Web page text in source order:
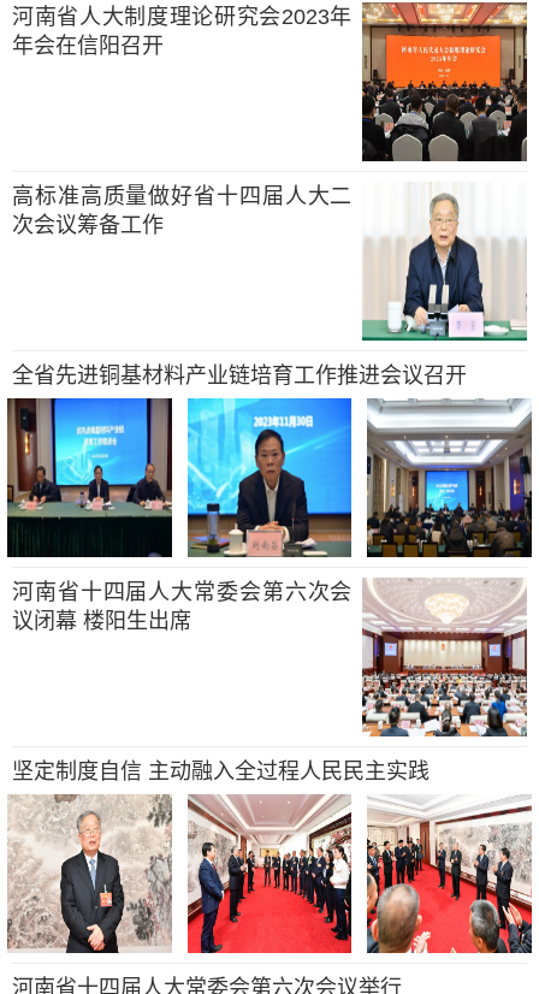
河南省人大制度理论研究会2023年
年会在信阳召开
高标准高质量做好省十四届人大二
次会议筹备工作
全省先进铜基材料产业链培育工作推进会议召开
河南省十四届人大常委会第六次会
议闭幕 楼阳生出席
坚定制度自信 主动融入全过程人民民主实践
河南省十四届人大常委会第六次会议举行